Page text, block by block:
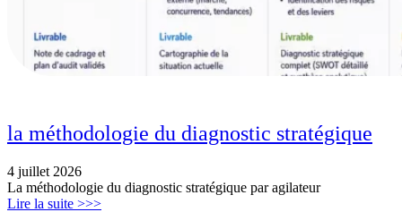
la méthodologie du diagnostic stratégique
4 juillet 2026
La méthodologie du diagnostic stratégique par agilateur
Lire la suite >>>